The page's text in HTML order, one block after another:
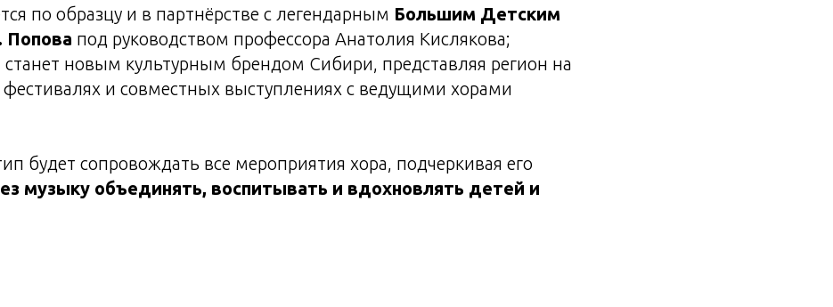
по образцу и в партнёрстве с легендарным Большим Детским
Попова под руководством профессора Анатолия Кислякова;
станет новым культурным брендом Сибири, представляя регион на
фестивалях и совместных выступлениях с ведущими хорами
будет сопровождать все мероприятия хора, подчеркивая его
музыку объединять, воспитывать и вдохновлять детей и